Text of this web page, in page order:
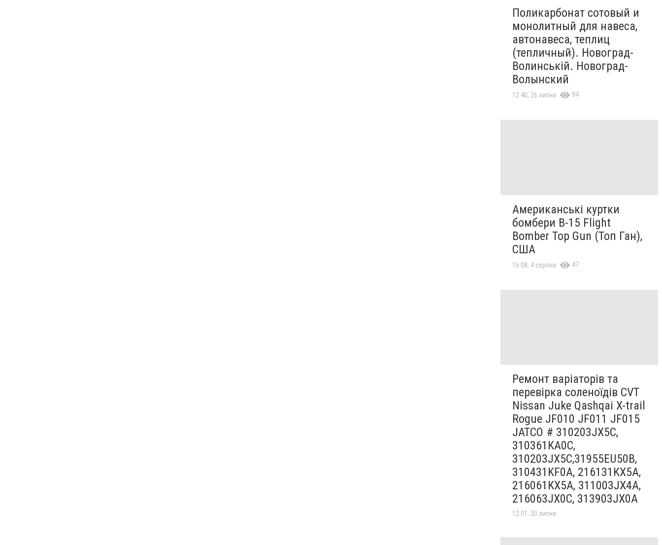
Поликарбонат сотовый и
монолитный для навеса,
автонавеса, теплиц
(тепличный). Новоград-
Волинській. Новоград-
Волынский
12:40, 26 липня 94
Американські куртки
бомбери B-15 Flight
Bomber Top Gun (Топ Ган),
США
16:08, 4 серпня 47
Ремонт варіаторів та
перевірка соленоїдів CVT
Nissan Juke Qashqai X-trail
Rogue JF010 JF011 JF015
JATCO # 310203JX5C,
310361KA0C,
310203JX5C,31955EU50B,
310431KF0A, 216131KX5A,
216061KX5A, 311003JX4A,
216063JX0C, 313903JX0A
12:01, 30 липня